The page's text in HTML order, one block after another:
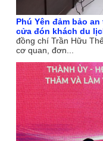
Phú Yên đảm bảo
cửa đón khách du
đồng chí Trần Hữu
cơ quan, đơn...